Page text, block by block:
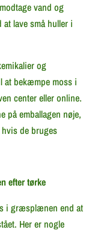
vand og
lave små huller i
og
at bekæmpe moss i
center eller online.
på emballagen nøje,
de bruges
efter tørke
i græsplænen end at
Her er nogle